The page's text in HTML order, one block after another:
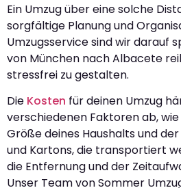
Ein Umzug über eine solche
sorgfältige Planung und
Umzugsservice sind wir darauf
von München nach Albacete
stressfrei zu gestalten.
Die Kosten für deinen Umzug
verschiedenen Faktoren ab,
Größe deines Haushalts und
und Kartons, die transportiert
die Entfernung und der
Unser Team von Sommer